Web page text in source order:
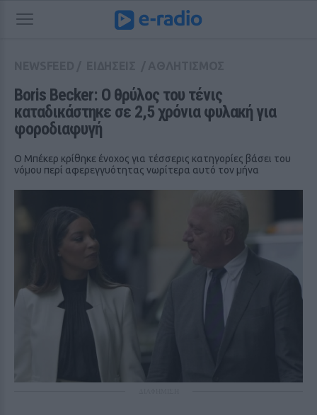
Boris Becker: Ο θρύλος του τένις
καταδικάστηκε σε 2,5 χρόνια φυλακή για
φοροδιαφυγή
Ο Μπέκερ κρίθηκε ένοχος για τέσσερις κατηγορίες βάσει του
νόμου περί αφερεγγυότητας νωρίτερα αυτό τον μήνα